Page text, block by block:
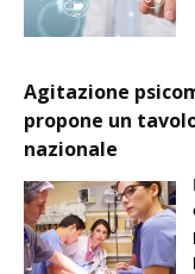
Agitazione
propone un
nazionale